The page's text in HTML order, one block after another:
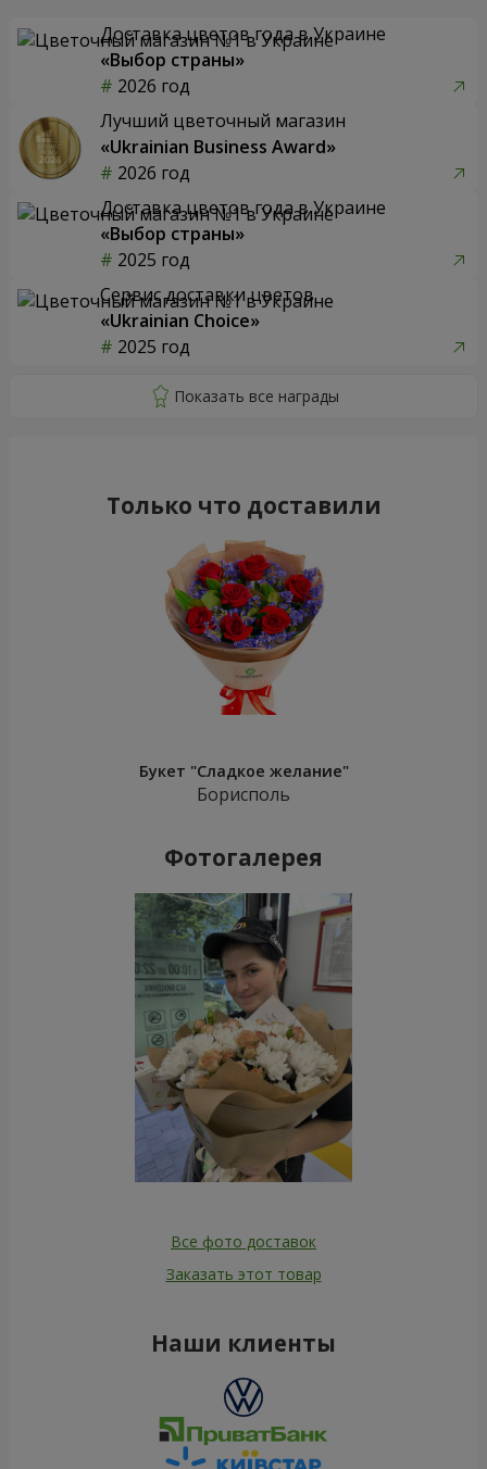
Доставка цветов года в Украине
«Выбор страны»
2026 год
Лучший цветочный магазин
«Ukrainian Business Award»
2026 год
Доставка цветов года в Украине
«Выбор страны»
2025 год
Сервис доставки цветов
«Ukrainian Choice»
2025 год
Только что доставили
Букет "Сладкое желание"
Борисполь
Фотогалерея
Все фото доставок
Заказать этот товар
Наши клиенты